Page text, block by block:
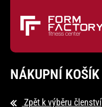
NÁKUPNÍ KOŠÍK
Zpět k výběru členství